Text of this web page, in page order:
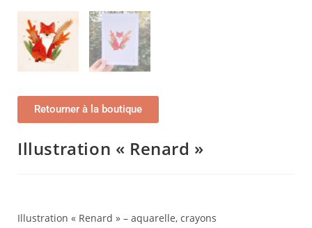
Retourner à la boutique
Illustration « Renard »
Illustration « Renard » – aquarelle, crayons